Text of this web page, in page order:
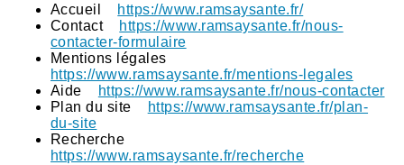
Accueil
https://www.ramsaysante.fr/
Contact
https://www.ramsaysante.fr/nous-
contacter-formulaire
Mentions légales
https://www.ramsaysante.fr/mentions-legales
Aide
https://www.ramsaysante.fr/nous-contacter
Plan du site
https://www.ramsaysante.fr/plan-
du-site
Recherche
https://www.ramsaysante.fr/recherche